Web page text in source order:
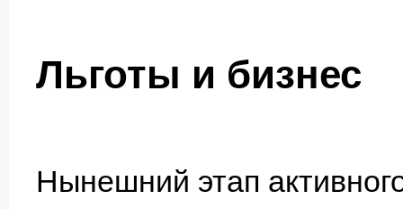
Льготы и бизнес
Нынешний этап